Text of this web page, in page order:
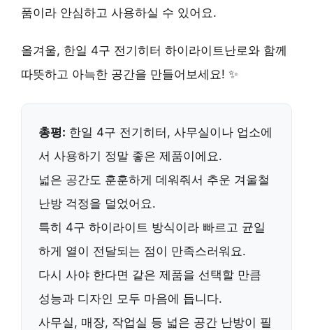
품이라 안심하고 사용하실 수 있어요.
올겨울, 한일 4구 전기히터 하이라이트난로와 함께
따뜻하고 아늑한 공간을 만들어보세요! ✨
총평: 한일 4구 전기히터, 사무실이나 업소에
서 사용하기 정말 좋은 제품이에요.
넓은 공간도 훈훈하게 데워줘서 추운 겨울철
난방 걱정을 덜었어요.
특히 4구 하이라이트 방식이라 빠르고 균일
하게 열이 전달되는 점이 만족스러워요.
다시 사야 한다면 같은 제품을 선택할 만큼
성능과 디자인 모두 마음에 듭니다.
사무실, 매장, 작업실 등 넓은 공간 난방이 필